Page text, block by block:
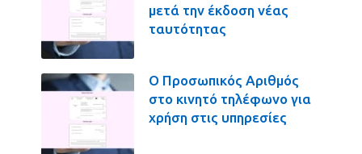
μετά την έκδοση νέας
ταυτότητας
Ο Προσωπικός Αριθμός
στο κινητό τηλέφωνο για
χρήση στις υπηρεσίες